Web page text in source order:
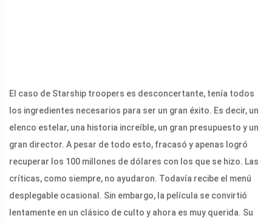
El caso de Starship troopers es desconcertante, tenía todos
los ingredientes necesarios para ser un gran éxito. Es decir, un
elenco estelar, una historia increíble, un gran presupuesto y un
gran director. A pesar de todo esto, fracasó y apenas logró
recuperar los 100 millones de dólares con los que se hizo. Las
críticas, como siempre, no ayudaron. Todavía recibe el menú
desplegable ocasional. Sin embargo, la película se convirtió
lentamente en un clásico de culto y ahora es muy querida. Su